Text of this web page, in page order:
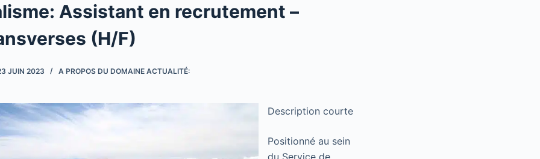
Assistant en recrutement –
(H/F)
JUIN 2023 A PROPOS DU DOMAINE ACTUALITÉ:
Description courte
Positionné au sein
du Service de